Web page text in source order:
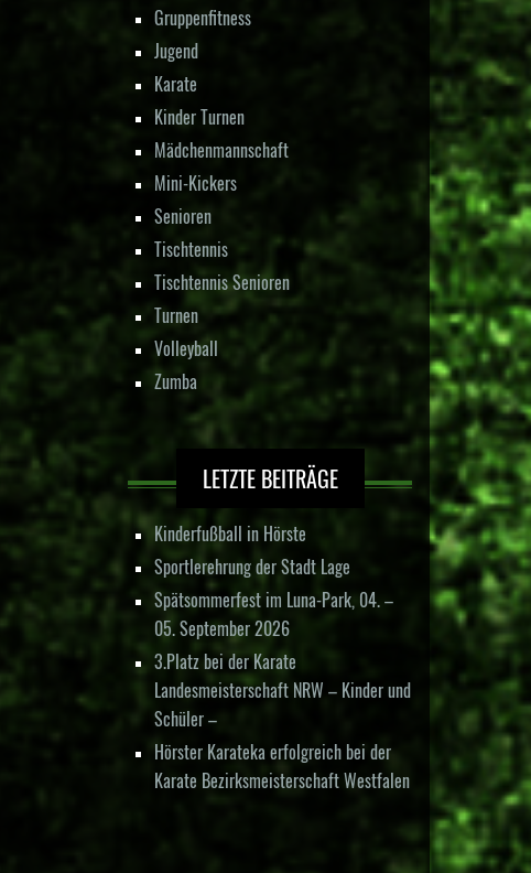
Gruppenfitness
Jugend
Karate
Kinder Turnen
Mädchenmannschaft
Mini-Kickers
Senioren
Tischtennis
Tischtennis Senioren
Turnen
Volleyball
Zumba
LETZTE BEITRÄGE
Kinderfußball in Hörste
Sportlerehrung der Stadt Lage
Spätsommerfest im Luna-Park, 04. –
05. September 2026
3.Platz bei der Karate
Landesmeisterschaft NRW – Kinder und
Schüler –
Hörster Karateka erfolgreich bei der
Karate Bezirksmeisterschaft Westfalen